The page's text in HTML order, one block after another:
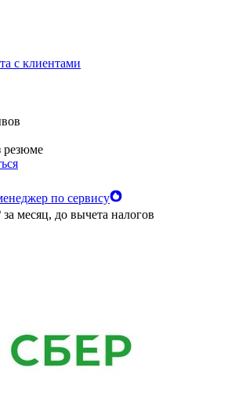
с клиентами
по сервису
за месяц, до вычета налогов